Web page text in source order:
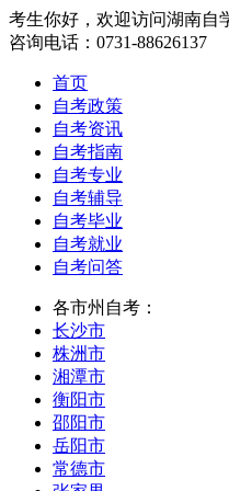
考生你好，欢迎访问湖南自
咨询电话：0731-88626137
首页
自考政策
自考资讯
自考指南
自考专业
自考辅导
自考毕业
自考就业
自考问答
各市州自考：
长沙市
株洲市
湘潭市
衡阳市
邵阳市
岳阳市
常德市